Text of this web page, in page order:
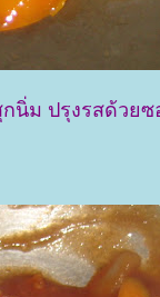
นิ่ม ปรุงรสด้วย